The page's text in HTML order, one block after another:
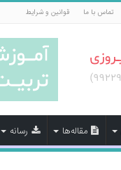
تماس با ما قوانین و شرایط
مقاله‌ها رسانه